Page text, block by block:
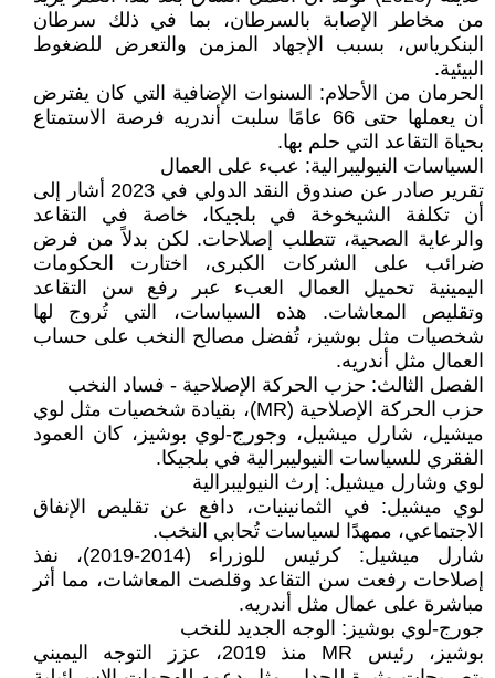
من مخاطر الإصابة بالسرطان، بما في ذلك سرطان
البنكرياس، بسبب الإجهاد المزمن والتعرض للضغوط
البيئية.
الحرمان من الأحلام: السنوات الإضافية التي كان يفترض
أن يعملها حتى 66 عامًا سلبت أندريه فرصة الاستمتاع
بحياة التقاعد التي حلم بها.
السياسات النيوليبرالية: عبء على العمال
تقرير صادر عن صندوق النقد الدولي في 2023 أشار إلى
أن تكلفة الشيخوخة في بلجيكا، خاصة في التقاعد
والرعاية الصحية، تتطلب إصلاحات. لكن بدلاً من فرض
ضرائب على الشركات الكبرى، اختارت الحكومات
اليمينية تحميل العمال العبء عبر رفع سن التقاعد
وتقليص المعاشات. هذه السياسات، التي تُروج لها
شخصيات مثل بوشيز، تُفضل مصالح النخب على حساب
العمال مثل أندريه.
الفصل الثالث: حزب الحركة الإصلاحية - فساد النخب
حزب الحركة الإصلاحية (MR)، بقيادة شخصيات مثل لوي
ميشيل، شارل ميشيل، وجورج-لوي بوشيز، كان العمود
الفقري للسياسات النيوليبرالية في بلجيكا.
لوي وشارل ميشيل: إرث النيوليبرالية
لوي ميشيل: في الثمانينيات، دافع عن تقليص الإنفاق
الاجتماعي، ممهدًا لسياسات تُحابي النخب.
شارل ميشيل: كرئيس للوزراء (2014-2019)، نفذ
إصلاحات رفعت سن التقاعد وقلصت المعاشات، مما أثر
مباشرة على عمال مثل أندريه.
جورج-لوي بوشيز: الوجه الجديد للنخب
بوشيز، رئيس MR منذ 2019، عزز التوجه اليميني